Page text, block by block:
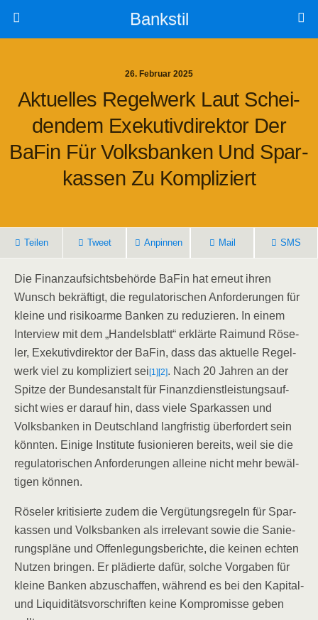
Bankstil
26. Februar 2025
Aktu­el­les Regel­werk Laut Schei­
Den­dem Exe­ku­tiv­di­rek­tor Der
BaFin Für Volks­ban­ken Und Spar­
Kas­sen Zu Kompliziert
Tei­len Tweet Anpin­nen Mail SMS
Die Finanz­auf­sichts­be­hör­de BaFin hat erneut ihren
Wunsch bekräf­tigt, die regu­la­to­ri­schen Anfor­de­run­gen für
klei­ne und risi­ko­ar­me Ban­ken zu redu­zie­ren. In einem
Inter­view mit dem „Han­dels­blatt“ erklär­te Rai­mund Röse­
ler, Exe­ku­tiv­di­rek­tor der BaFin, dass das aktu­el­le Regel­
werk viel zu kom­pli­ziert sei [1] [2]. Nach 20 Jah­ren an der
Spit­ze der Bun­des­an­stalt für Finanz­dienst­leis­tungs­auf­
sicht wies er dar­auf hin, dass vie­le Spar­kas­sen und
Volks­ban­ken in Deutsch­land lang­fris­tig über­for­dert sein
könn­ten. Eini­ge Insti­tu­te fusio­nie­ren bereits, weil sie die
regu­la­to­ri­schen Anfor­de­run­gen allei­ne nicht mehr bewäl­
ti­gen können.
Röse­ler kri­ti­sier­te zudem die Ver­gü­tungs­re­geln für Spar­
kas­sen und Volks­ban­ken als irrele­vant sowie die Sanie­
rungs­plä­ne und Offen­le­gungs­be­rich­te, die kei­nen ech­ten
Nut­zen brin­gen. Er plä­dier­te dafür, sol­che Vor­ga­ben für
klei­ne Ban­ken abzu­schaf­fen, wäh­rend es bei den Kapi­tal-
und Liqui­di­täts­vor­schrif­ten kei­ne Kom­pro­mis­se geben